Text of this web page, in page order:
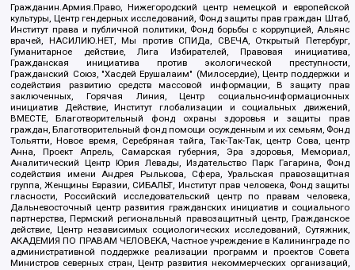
Гражданин.Армия.Право, Нижегородский центр немецкой и европейской
культуры, Центр гендерных исследований, Фонд защиты прав граждан Штаб,
Институт права и публичной политики, Фонд борьбы с коррупцией, Альянс
врачей, НАСИЛИЮ.НЕТ, Мы против СПИДа, СВЕЧА, Открытый Петербург,
Гуманитарное действие, Лига Избирателей, Правовая инициатива,
Гражданская инициатива против экологической преступности,
Гражданский Союз, "Хасдей Ерушалаим" (Милосердие), Центр поддержки и
содействия развитию средств массовой информации, В защиту прав
заключенных, Горячая Линия, Центр социально-информационных
инициатив Действие, Институт глобализации и социальных движений,
ВМЕСТЕ, Благотворительный фонд охраны здоровья и защиты прав
граждан, Благотворительный фонд помощи осужденным и их семьям, Фонд
Тольятти, Новое время, Серебряная тайга, Так-Так-Так, центр Сова, центр
Анна, Проект Апрель, Самарская губерния, Эра здоровья, Мемориал,
Аналитический Центр Юрия Левады, Издательство Парк Гагарина, Фонд
содействия имени Андрея Рылькова, Сфера, Уральская правозащитная
группа, Женщины Евразии, СИБАЛЬТ, Институт прав человека, Фонд защиты
гласности, Российский исследовательский центр по правам человека,
Дальневосточный центр развития гражданских инициатив и социального
партнерства, Пермский региональный правозащитный центр, Гражданское
действие, Центр независимых социологических исследований, Сутяжник,
АКАДЕМИЯ ПО ПРАВАМ ЧЕЛОВЕКА, Частное учреждение в Калининграде по
административной поддержке реализации программ и проектов Совета
Министров северных стран, Центр развития некоммерческих организаций,